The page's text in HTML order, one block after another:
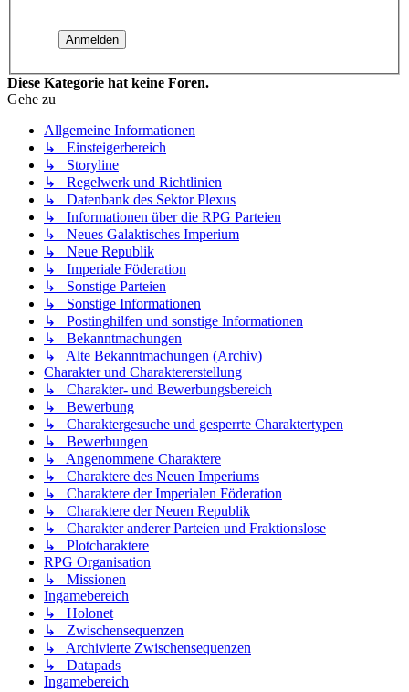
Diese Kategorie hat keine Foren.
Gehe zu
Allgemeine Informationen
↳ Einsteigerbereich
↳ Storyline
↳ Regelwerk und Richtlinien
↳ Datenbank des Sektor Plexus
↳ Informationen über die RPG Parteien
↳ Neues Galaktisches Imperium
↳ Neue Republik
↳ Imperiale Föderation
↳ Sonstige Parteien
↳ Sonstige Informationen
↳ Postinghilfen und sonstige Informationen
↳ Bekanntmachungen
↳ Alte Bekanntmachungen (Archiv)
Charakter und Charaktererstellung
↳ Charakter- und Bewerbungsbereich
↳ Bewerbung
↳ Charaktergesuche und gesperrte Charaktertypen
↳ Bewerbungen
↳ Angenommene Charaktere
↳ Charaktere des Neuen Imperiums
↳ Charaktere der Imperialen Föderation
↳ Charaktere der Neuen Republik
↳ Charakter anderer Parteien und Fraktionslose
↳ Plotcharaktere
RPG Organisation
↳ Missionen
Ingamebereich
↳ Holonet
↳ Zwischensequenzen
↳ Archivierte Zwischensequenzen
↳ Datapads
Ingamebereich